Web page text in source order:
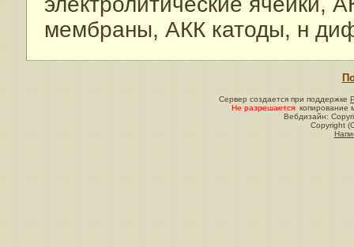
мембраны, АКК катоды, н
Сервер создается при поддержке
Не разрешается копирование
Вебдизайн:
Copyright